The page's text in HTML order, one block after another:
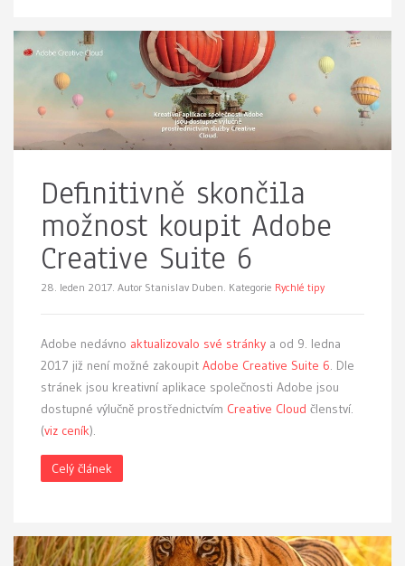
Definitivně skončila
možnost koupit Adobe
Creative Suite 6
28. leden 2017. Autor Stanislav Duben. Kategorie Rychlé tipy
Adobe nedávno aktualizovalo své stránky a od 9. ledna
2017 již není možné zakoupit Adobe Creative Suite 6. Dle
stránek jsou kreativní aplikace společnosti Adobe jsou
dostupné výlučně prostřednictvím Creative Cloud členství.
(viz ceník).
Celý článek